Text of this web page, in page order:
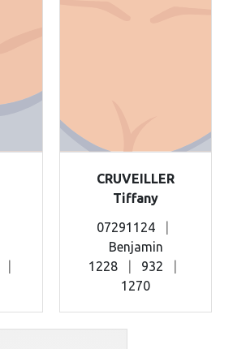
CRUVEILLER
Tiffany
07291124
Benjamin
1228
932
1270